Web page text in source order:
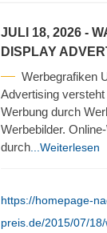
JULI 18, 2026 -
DISPLAY
Werbegrafiken
Advertising
Werbung durch
Werbebilder.
durch ...Weiterlesen
https://homepage-
preis.de/2015/07/